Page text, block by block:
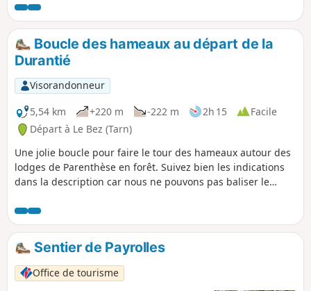
de l'Agout, pour vous emmener rapidement en pleine
nature.
Boucle des hameaux au départ de la
Durantié
Visorandonneur
5,54 km
+220 m -222 m 2h 15
Facile
Départ à Le Bez (Tarn)
Une jolie boucle pour faire le tour des hameaux autour des
lodges de Parenthèse en forêt. Suivez bien les indications
dans la description car nous ne pouvons pas baliser le
parcours.
Sentier de Payrolles
Office de tourisme